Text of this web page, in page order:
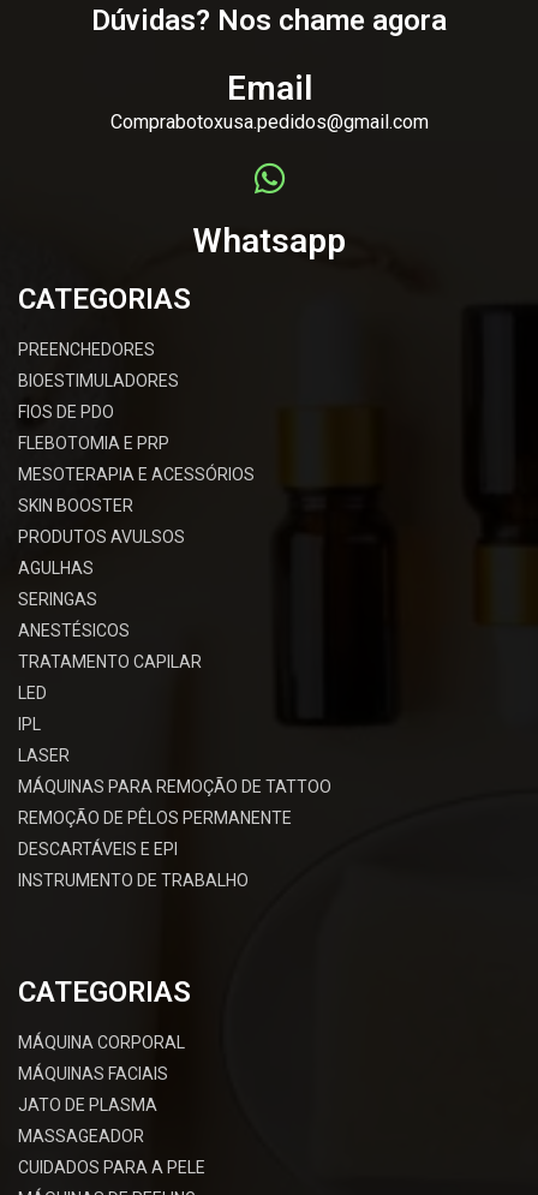
Dúvidas? Nos chame agora
Email
Comprabotoxusa.pedidos@gmail.com
Whatsapp
CATEGORIAS
PREENCHEDORES
BIOESTIMULADORES
FIOS DE PDO
FLEBOTOMIA E PRP
MESOTERAPIA E ACESSÓRIOS
SKIN BOOSTER
PRODUTOS AVULSOS
AGULHAS
SERINGAS
ANESTÉSICOS
TRATAMENTO CAPILAR
LED
IPL
LASER
MÁQUINAS PARA REMOÇÃO DE TATTOO
REMOÇÃO DE PÊLOS PERMANENTE
DESCARTÁVEIS E EPI
INSTRUMENTO DE TRABALHO
CATEGORIAS
MÁQUINA CORPORAL
MÁQUINAS FACIAIS
JATO DE PLASMA
MASSAGEADOR
CUIDADOS PARA A PELE